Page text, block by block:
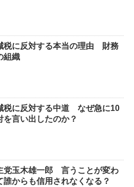
税に反対する本当の理由 財務
組織
税に反対する中道 なぜ急に10
を言い出したのか？
党玉木雄一郎 言うことが変わ
誰からも信用されなくなる？